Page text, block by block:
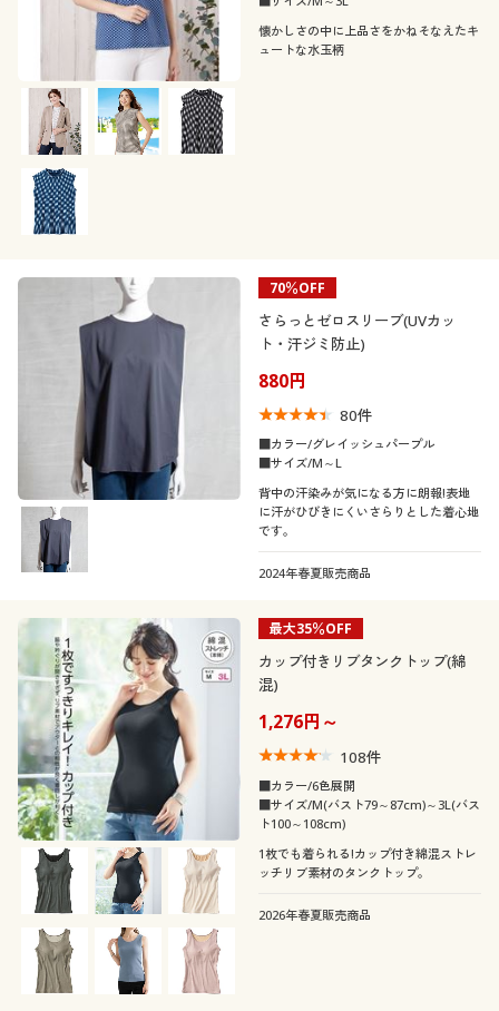
懐かしさの中に上品さをかねそなえたキ
ュートな水玉柄
70％OFF
さらっとゼロスリーブ(UVカッ
ト・汗ジミ防止)
880円
80件
■カラー/グレイッシュパープル
■サイズ/M～L
背中の汗染みが気になる方に朗報!表地
に汗がひびきにくいさらりとした着心地
です。
2024年春夏販売商品
最大35％OFF
カップ付きリブタンクトップ(綿
混)
1,276円～
108件
■カラー/6色展開
■サイズ/M(バスト79～87cm)～3L(バス
ト100～108cm)
1枚でも着られる!カップ付き綿混ストレ
ッチリブ素材のタンクトップ。
2026年春夏販売商品